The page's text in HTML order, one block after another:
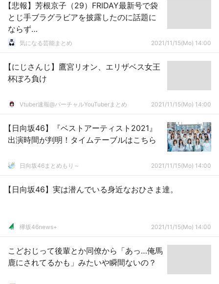
【悲報】芳根京子（29）FRIDAY最新号で袋
とじ手ブラグラビアを披露したのに話題に
ならず…
気になる芸能まとめ 2021/11/15(Mo) 14:00
【にじさんじ】鷹宮リオン、エリザベス女王
杯ぼろ負け
Vtuber速報@バーチャルYouTuberまとめ 2021/11/15(Mo) 14:00
【日向坂46】『ベストアーティスト2021』
出演時間が判明！タイムテーブルはこちら
日向坂46まとめもり～ 2021/11/15(Mo) 14:00
【日向坂46】実は潜んでいる身近なおひさま達。
欅坂46news+ 2021/11/15(Mo) 14:00
こどおじって後輩とか同僚から「あっ…俺馬
鹿にされてるかも」みたいや瞬間ないの？